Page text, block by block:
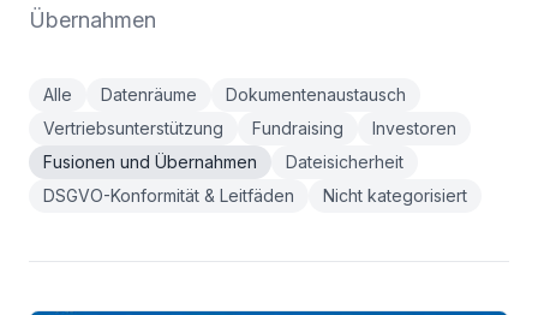
Übernahmen
Alle Datenräume
Dokumentenaustausch
Vertriebsunterstützung
Fundraising
Investoren
Fusionen und Übernahmen
Dateisicherheit
DSGVO-Konformität & Leitfäden
Nicht kategorisiert